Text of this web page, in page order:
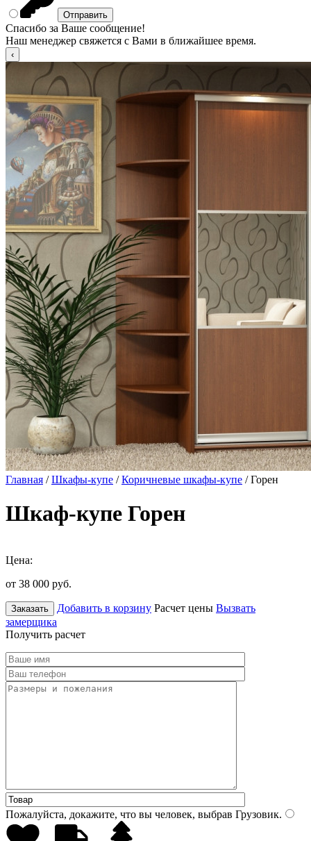
Спасибо за Ваше сообщение!
Наш менеджер свяжется с Вами в ближайшее время.
Главная /Шкафы-купе /Коричневые шкафы-купе / Горен
Шкаф-купе Горен
Цена:
от 38 000 руб.
Заказать Добавить в корзину Расчет цены Вызвать
замерщика
Получить расчет
Пожалуйста, докажите, что вы человек, выбрав Грузовик.